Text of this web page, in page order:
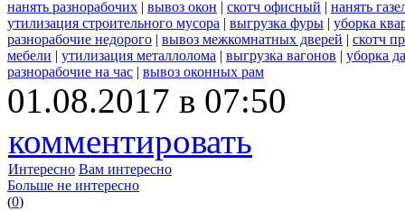
нанять разнорабочих | вывоз окон | скотч офисный | нанять
утилизация строительного мусора | выгрузка фуры | уборка
разнорабочие недорого | вывоз межкомнатных дверей | скотч
мебели | утилизация металлолома | выгрузка вагонов | уборка
разнорабочие на час | вывоз оконных рам
01.08.2017 в 07:50
комментировать
Интересно Вам интересно
Больше не интересно
(0)